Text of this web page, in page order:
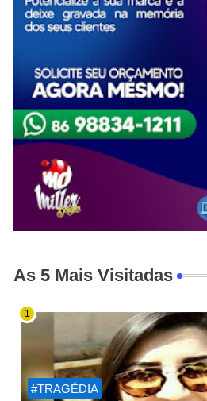
As 5 Mais Visitadas
#TRAGÉDIA